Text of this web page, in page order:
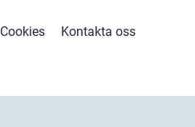
Cookies Kontakta oss